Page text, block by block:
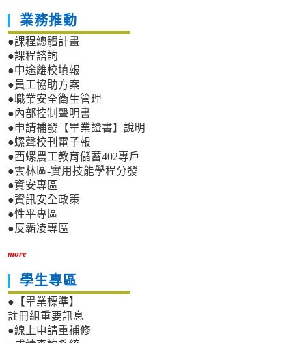
業務推動
●課程總體計畫
●課程諮詢
●中途離校填報
●員工協助方案
●職業安全衛生管理
●內部控制聲明書
●申請補發【畢業證書】說明
●螺聲校刊電子報
●西螺農工教育儲蓄402專戶
●雲林區-實用技能學程分發
●資安專區
●資訊安全政策
●性平專區
●反霸凌專區
more
學生專區
●【畢業標準】
註冊組重要訊息
●線上申請重補修